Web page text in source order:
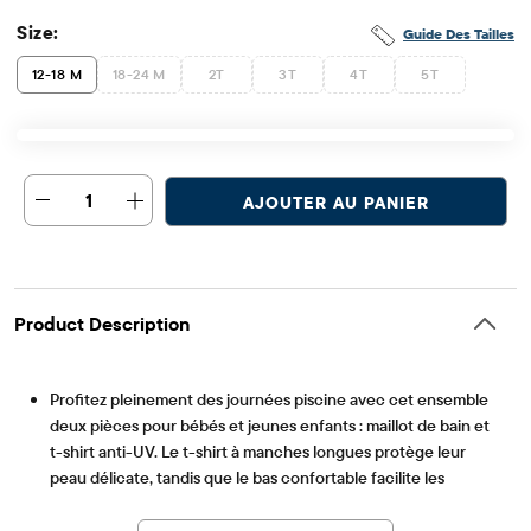
Guide Des Tailles
Size:
12-18 M 18-24 M 2T 3T 4T 5T
1 AJOUTER AU PANIER
Product Description
Profitez pleinement des journées piscine avec cet ensemble
deux pièces pour bébés et jeunes enfants : maillot de bain et
t-shirt anti-UV. Le t-shirt à manches longues protège leur
peau délicate, tandis que le bas confortable facilite les